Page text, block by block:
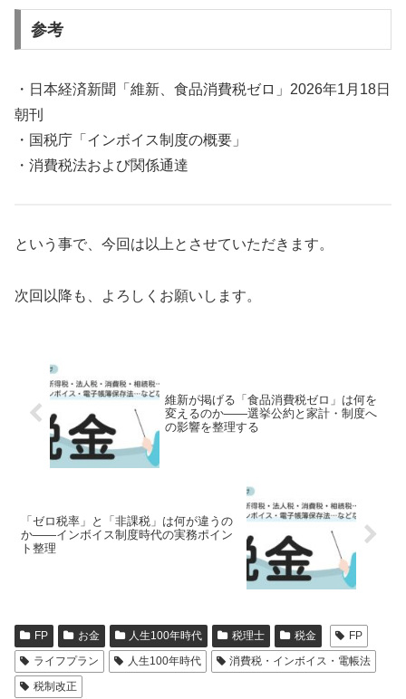
参考
・日本経済新聞「維新、食品消費税ゼロ」2026年1月18日
朝刊
・国税庁「インボイス制度の概要」
・消費税法および関係通達
という事で、今回は以上とさせていただきます。
次回以降も、よろしくお願いします。
維新が掲げる「食品消費税ゼロ」は何を
変えるのか――選挙公約と家計・制度へ
の影響を整理する
「ゼロ税率」と「非課税」は何が違うの
か――インボイス制度時代の実務ポイン
ト整理
FP お金 人生100年時代 税理士 税金
FP
ライフプラン
人生100年時代
消費税・インボイス・電帳法
税制改正